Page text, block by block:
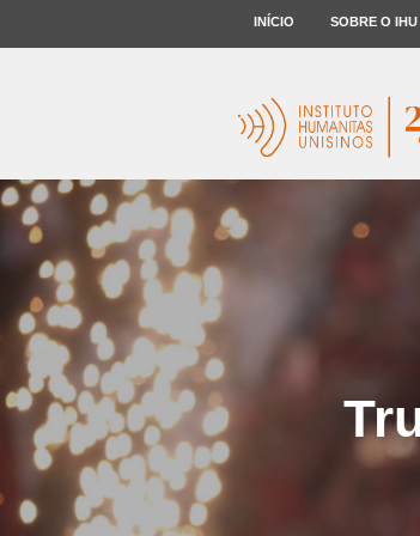
INÍCIO SOBRE O IHU